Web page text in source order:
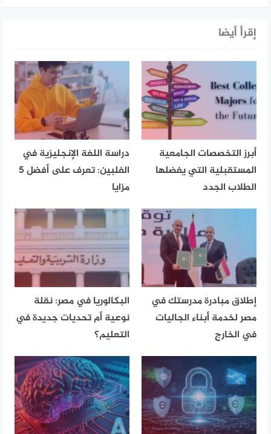
إقرأ أيضا
أبرز التخصصات الجامعية
المستقبلية التي يفضلها
الطلاب الجدد
دراسة اللغة الإنجليزية في
الفلبين: تعرف على أفضل 5
مزايا
إطلاق مبادرة مدرستك في
مصر لخدمة أبناء الجاليات
في الخارج
البكالوريا في مصر: نقلة
نوعية أم تحديات جديدة في
التعليم؟